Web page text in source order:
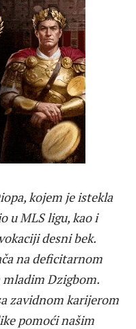
kojem je istekla
u MLS ligu, kao i
desni bek.
na deficitarnom
mladim Dzigbom.
zavidnom karijerom
pomoći našim